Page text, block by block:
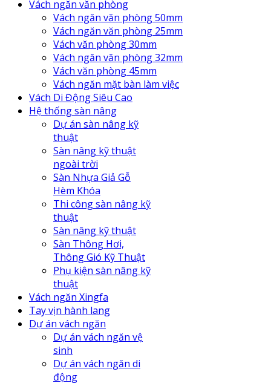
Vách ngăn văn phòng
Vách ngăn văn phòng 50mm
Vách ngăn văn phòng 25mm
Vách văn phòng 30mm
Vách ngăn văn phòng 32mm
Vách văn phòng 45mm
Vách ngăn mặt bàn làm việc
Vách Di Động Siêu Cao
Hệ thống sàn nâng
Dự án sàn nâng kỹ
thuật
Sàn nâng kỹ thuật
ngoài trời
Sàn Nhựa Giả Gỗ
Hèm Khóa
Thi công sàn nâng kỹ
thuật
Sàn nâng kỹ thuật
Sàn Thông Hơi,
Thông Gió Kỹ Thuật
Phụ kiện sàn nâng kỹ
thuật
Vách ngăn Xingfa
Tay vịn hành lang
Dự án vách ngăn
Dự án vách ngăn vệ
sinh
Dự án vách ngăn di
động